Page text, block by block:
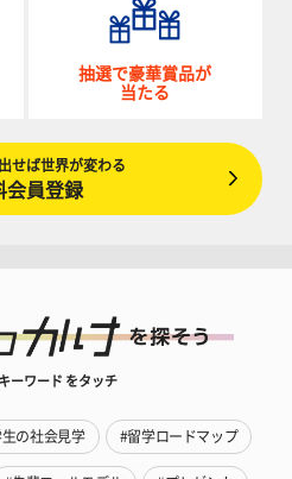
抽選で豪華賞品が
当たる
せば世界が変わる
会員登録
ーワード をタッチ
の社会見学 #留学ロードマップ